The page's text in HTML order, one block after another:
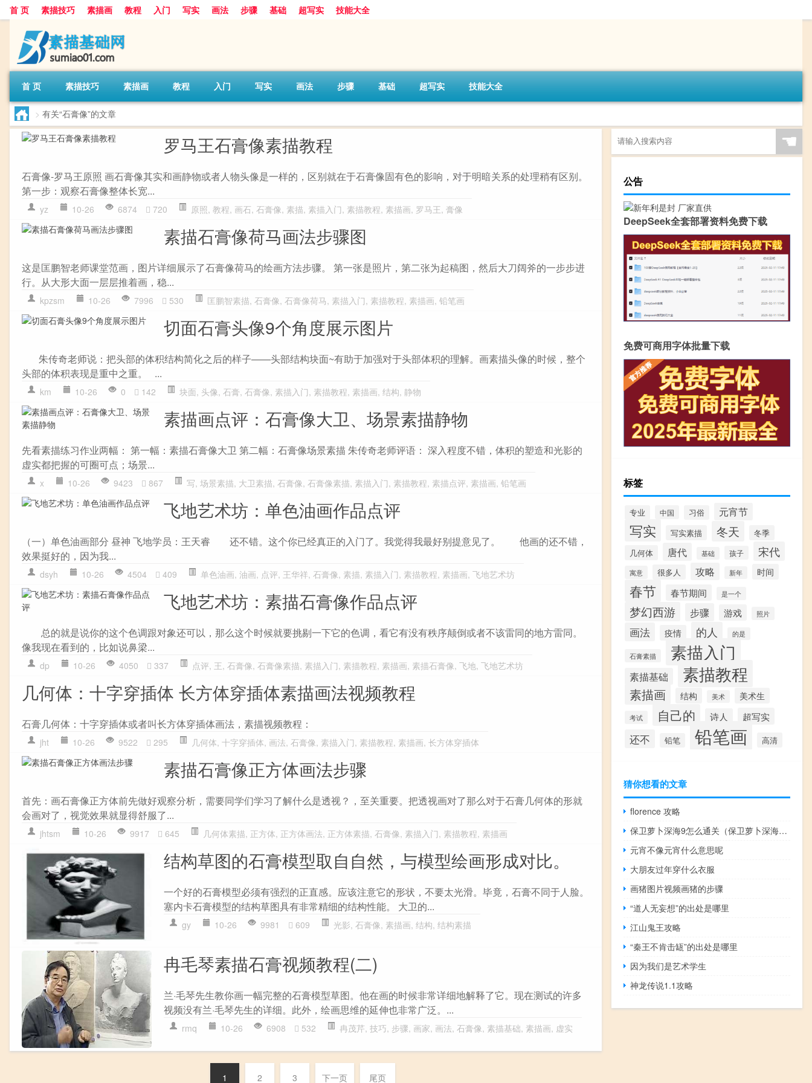
首 页 素描技巧 素描画 教程 入门 写实 画法 步骤 基础 超写实 技能大全
首 页 素描技巧 素描画 教程 入门 写实 画法 步骤 基础 超写实 技能大全
> 有关“石膏像”的文章
罗马王石膏像素描教程
石膏像-罗马王原照 画石膏像其实和画静物或者人物头像是一样的，区别就在于石膏像固有色的影响，对于明暗关系的处理稍有区别。
第一步：观察石膏像整体长宽...
yz 10-26 6874 720 原照, 教程, 画石, 石膏像, 素描, 素描入门, 素描教程, 素描画, 罗马王, 膏像
素描石膏像荷马画法步骤图
这是匡鹏智老师课堂范画，图片详细展示了石膏像荷马的绘画方法步骤。 第一张是照片，第二张为起稿图，然后大刀阔斧的一步步进
行。从大形大面一层层推着画，稳...
kpzsm 10-26 7996 530 匡鹏智素描, 石膏像, 石膏像荷马, 素描入门, 素描教程, 素描画, 铅笔画
切面石膏头像9个角度展示图片
朱传奇老师说：把头部的体积结构简化之后的样子——头部结构块面~有助于加强对于头部体积的理解。画素描头像的时候，整个
头部的体积表现是重中之重。 ...
km 10-26 0 142 块面, 头像, 石膏, 石膏像, 素描入门, 素描教程, 素描画, 结构, 静物
素描画点评：石膏像大卫、场景素描静物
先看素描练习作业两幅： 第一幅：素描石膏像大卫 第二幅：石膏像场景素描 朱传奇老师评语： 深入程度不错，体积的塑造和光影的
虚实都把握的可圈可点；场景...
x 10-26 9423 867 写, 场景素描, 大卫素描, 石膏像, 石膏像素描, 素描入门, 素描教程, 素描点评, 素描画, 铅笔画
飞地艺术坊：单色油画作品点评
（一）单色油画部分 昼神 飞地学员：王天睿 还不错。这个你已经真正的入门了。我觉得我最好别提意见了。 他画的还不错，
效果挺好的，因为我...
dsyh 10-26 4504 409 单色油画, 油画, 点评, 王华祥, 石膏像, 素描, 素描入门, 素描教程, 素描画, 飞地艺术坊
飞地艺术坊：素描石膏像作品点评
总的就是说你的这个色调跟对象还可以，那么这个时候就要挑剔一下它的色调，看它有没有秩序颠倒或者不该雷同的地方雷同。
像我现在看到的，比如说鼻梁...
dp 10-26 4050 337 点评, 王, 石膏像, 石膏像素描, 素描入门, 素描教程, 素描画, 素描石膏像, 飞地, 飞地艺术坊
几何体：十字穿插体 长方体穿插体素描画法视频教程
石膏几何体：十字穿插体或者叫长方体穿插体画法，素描视频教程：
jht 10-26 9522 295 几何体, 十字穿插体, 画法, 石膏像, 素描入门, 素描教程, 素描画, 长方体穿插体
素描石膏像正方体画法步骤
首先：画石膏像正方体前先做好观察分析，需要同学们学习了解什么是透视？，至关重要。把透视画对了那么对于石膏几何体的形就
会画对了，视觉效果就显得舒服了...
jhtsm 10-26 9917 645 几何体素描, 正方体, 正方体画法, 正方体素描, 石膏像, 素描入门, 素描教程, 素描画
结构草图的石膏模型取自自然，与模型绘画形成对比。
一个好的石膏模型必须有强烈的正直感。应该注意它的形状，不要太光滑。毕竟，石膏不同于人脸。
塞内卡石膏模型的结构草图具有非常精细的结构性能。 大卫的...
gy 10-26 9981 609 光影, 石膏像, 素描画, 结构, 结构素描
冉毛琴素描石膏视频教程(二)
兰·毛琴先生教你画一幅完整的石膏模型草图。他在画的时候非常详细地解释了它。现在测试的许多
视频没有兰·毛琴先生的详细。此外，绘画思维的延伸也非常广泛。...
rmq 10-26 6908 532 冉茂芹, 技巧, 步骤, 画家, 画法, 石膏像, 素描基础, 素描画, 虚实
1 2 3 下一页 尾页
☚
公告
DeepSeek全套部署资料免费下载
免费可商用字体批量下载
标签
专业 中国 习俗 元宵节
写实 写实素描 冬天
冬季
几何体
唐代 基础 孩子 宋代
寓意 很多人 攻略 新年 时间
春节 春节期间 是一个
梦幻西游 步骤 游戏 照片
画法 疫情 的人 的是
石膏素描 素描入门
素描基础 素描教程
素描画 结构 美术 美术生
考试 自己的 诗人 超写实
还不 铅笔 铅笔画 高清
猜你想看的文章
florence 攻略
保卫萝卜深海9怎么通关（保卫萝卜深海9）
元宵不像元宵什么意思呢
大朋友过年穿什么衣服
画猪图片视频画猪的步骤
“道人无妄想”的出处是哪里
江山鬼王攻略
“秦王不肯击缻”的出处是哪里
因为我们是艺术学生
神龙传说1.1攻略